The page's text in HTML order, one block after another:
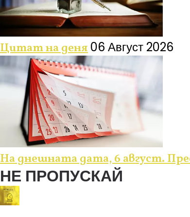
Цитат на деня06 Август 2026
На днешната дата, 6 август.
НЕ ПРОПУСКАЙ